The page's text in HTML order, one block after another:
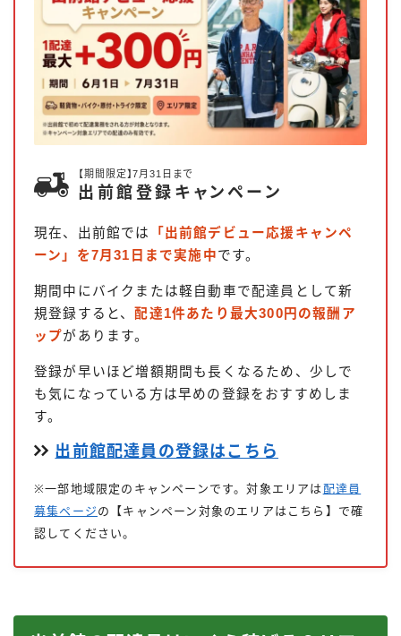
【期間限定】7月31日まで
出前館登録キャンペーン
現在、出前館では
「出前館デビュー応援キャンペ
ーン」を7月31日まで実施中です。
期間中にバイクまたは軽自動車で配達員として新
規登録すると、配達1件あたり最大300円の報酬ア
ップがあります。
登録が早いほど増額期間も長くなるため、少しで
も気になっている方は早めの登録をおすすめしま
す。
出前館配達員の登録はこちら
※一部地域限定のキャンペーンです。対象エリアは配達員
募集ページ の【キャンペーン対象のエリアはこちら】で確
認してください。